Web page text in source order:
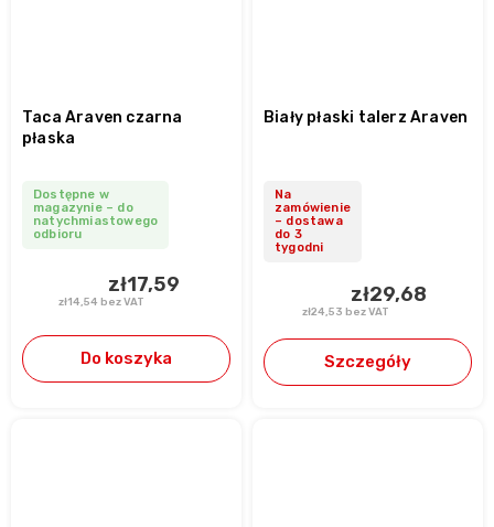
Taca Araven czarna
płaska
Dostępne w
magazynie – do
natychmiastowego
odbioru
zł14,54 bez VAT
zł17,59
Do koszyka
Biały płaski talerz Araven
Na
zamówienie
– dostawa
do 3
tygodni
zł24,53 bez VAT
zł29,68
Szczegóły